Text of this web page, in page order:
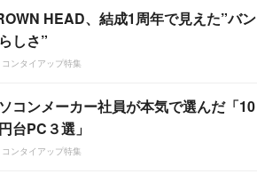
HEAD、結成1周年で見えた”バン
しさ”
コンタイアップ特集
コンメーカー社員が本気で選んだ「10
台PC３選」
コンタイアップ特集